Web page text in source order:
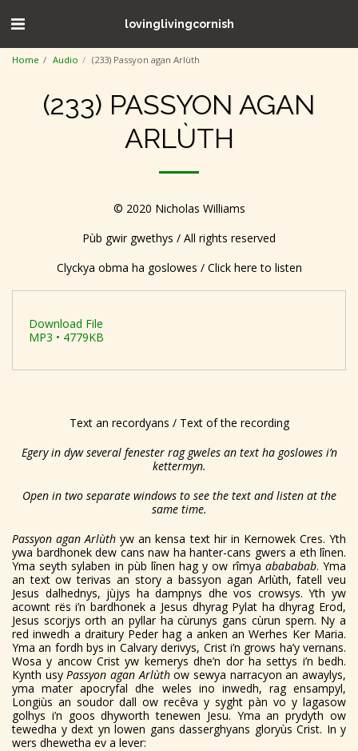
lovinglivingcornish
Home Audio (233) Passyon agan Arlùth
(233) PASSYON AGAN
ARLÙTH
© 2020 Nicholas Williams
Pùb gwir gwethys / All rights reserved
Clyckya obma ha goslowes / Click here to listen
Download File
MP3 • 4779KB
Text an recordyans / Text of the recording
Egery in dyw several fenester rag gweles an text ha goslowes i’n
kettermyn.
Open in two separate windows to see the text and listen at the
same time.
Passyon agan Arlùth yw an kensa text hir in Kernowek Cres. Yth
ywa bardhonek dew cans naw ha hanter-cans gwers a eth lînen.
Yma seyth sylaben in pùb lînen hag y ow rîmya abababab. Yma
an text ow terivas an story a bassyon agan Arlùth, fatell veu
Jesus dalhednys, jùjys ha dampnys dhe vos crowsys. Yth yw
acownt rës i’n bardhonek a Jesus dhyrag Pylat ha dhyrag Erod,
Jesus scorjys orth an pyllar ha cùrunys gans cùrun spern. Ny a
red inwedh a draitury Peder hag a anken an Werhes Ker Maria.
Yma an fordh bys in Calvary derivys, Crist i’n grows ha’y vernans.
Wosa y ancow Crist yw kemerys dhe’n dor ha settys i’n bedh.
Kynth usyPassyon agan Arlùthow sewya narracyon an awaylys,
yma mater apocryfal dhe weles ino inwedh, rag ensampyl,
Longiùs an soudor dall ow recêva y syght pàn vo y lagasow
golhys i’n goos dhyworth tenewen Jesu. Yma an prydyth ow
tewedha y dext yn lowen gans dasserghyans gloryùs Crist. In y
wers dhewetha ev a lever: